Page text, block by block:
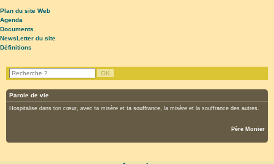
Plan du site Web
Agenda
Documents
NewsLetter du site
Définitions
Parole de vie
Hospitalise dans ton cœur, avec ta misère et ta souffrance, la misère et la souffrance des autres.
Père Monier